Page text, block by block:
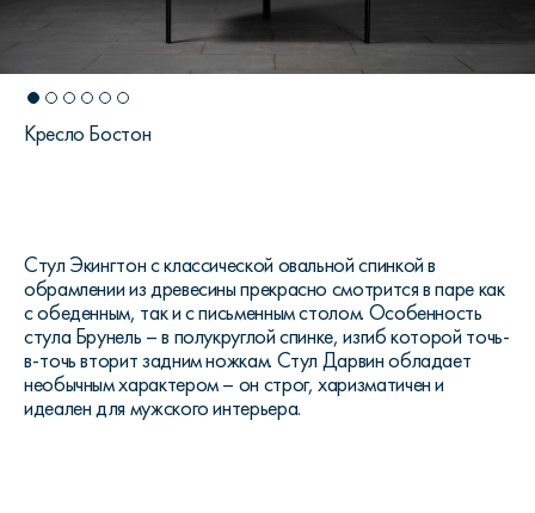
Кресло Бостон
Стул Экингтон с классической овальной спинкой в
обрамлении из древесины прекрасно смотрится в паре как
с обеденным, так и с письменным столом. Особенность
стула Брунель – в полукруглой спинке, изгиб которой точь-
в-точь вторит задним ножкам. Стул Дарвин обладает
необычным характером – он строг, харизматичен и
идеален для мужского интерьера.